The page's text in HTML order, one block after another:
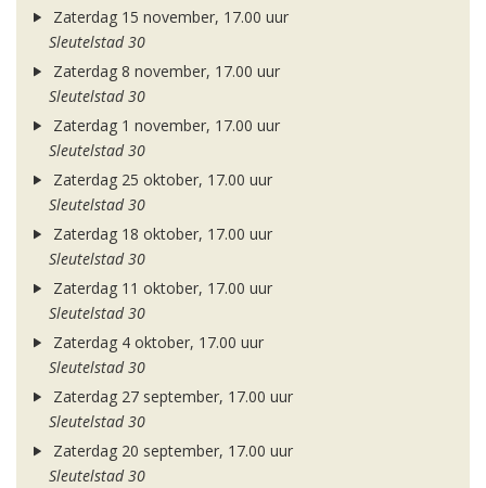
Zaterdag 15 november, 17.00 uur
Sleutelstad 30
Zaterdag 8 november, 17.00 uur
Sleutelstad 30
Zaterdag 1 november, 17.00 uur
Sleutelstad 30
Zaterdag 25 oktober, 17.00 uur
Sleutelstad 30
Zaterdag 18 oktober, 17.00 uur
Sleutelstad 30
Zaterdag 11 oktober, 17.00 uur
Sleutelstad 30
Zaterdag 4 oktober, 17.00 uur
Sleutelstad 30
Zaterdag 27 september, 17.00 uur
Sleutelstad 30
Zaterdag 20 september, 17.00 uur
Sleutelstad 30